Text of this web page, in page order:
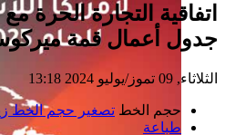
اتفاقية التجارة الحرة
جدول أعمال قمة
الثلاثاء, 09 تموز/يوليو 2024 13:18
حجم الخط تصغير حجم الخط
طباعة